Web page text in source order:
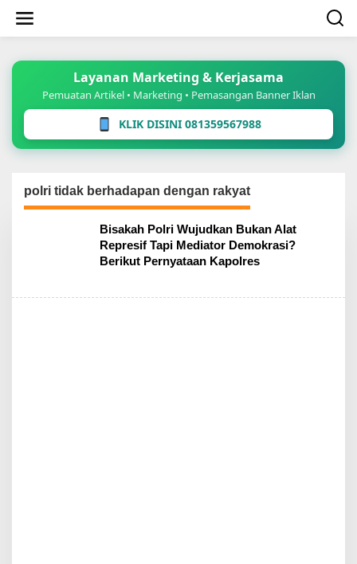
konten
Layanan Marketing & Kerjasama
Pemuatan Artikel • Marketing • Pemasangan Banner Iklan
KLIK DISINI 081359567988
polri tidak berhadapan dengan rakyat
Bisakah Polri Wujudkan Bukan Alat
Represif Tapi Mediator Demokrasi?
Berikut Pernyataan Kapolres